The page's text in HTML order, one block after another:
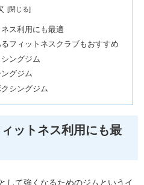
ス利用にも最適
フィットネスクラブもおすすめ
ングジム
グジム
シングジム
ットネス利用にも最
して強くなるためのジムというイ